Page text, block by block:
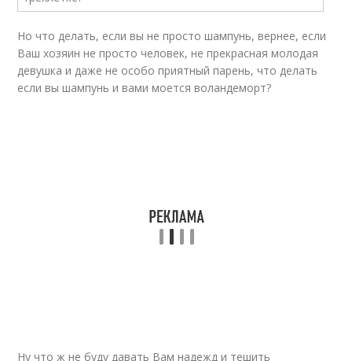
Но что делать, если вы не просто шампунь, вернее, если
Ваш хозяин не просто человек, не прекрасная молодая
девушка и даже не особо приятный парень, что делать
если вы шампунь и вами моется воландеморт?
Ну что ж не буду давать Вам надежд и тешить